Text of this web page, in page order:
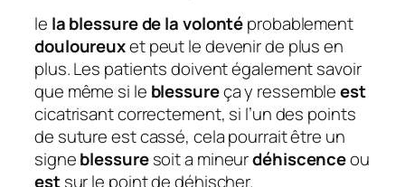
le la blessure de la volontéprobablement
douloureuxet peut le devenir de plus en
plus. Les patients doivent également savoir
que même si le blessureça y ressembleest
cicatrisant correctement, si l’un des points
de suture est cassé, cela pourrait être un
signeblessuresoit a mineurdéhiscenceou
estsur le point de déhischer.